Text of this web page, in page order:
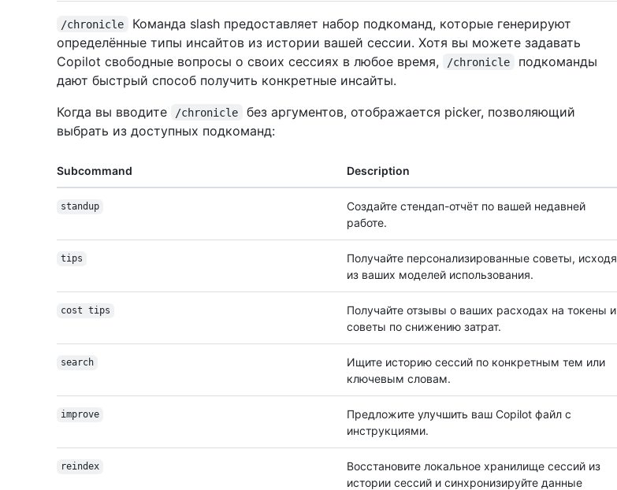
/chronicle
Команда slash предоставляет набор подкоманд, которые генерируют
определённые типы инсайтов из истории вашей сессии. Хотя вы можете задавать
Copilot свободные вопросы о своих сессиях в любое время,
/chronicle
подкоманды
дают быстрый способ получить конкретные инсайты.
Когда вы вводите
/chronicle
без аргументов, отображается picker, позволяющий
выбрать из доступных подкоманд:
Subcommand Description
standup
Создайте стендап-отчёт по вашей недавней
работе.
tips
Получайте персонализированные советы, исходя
из ваших моделей использования.
cost tips
Получайте отзывы о ваших расходах на токены и
советы по снижению затрат.
search
Ищите историю сессий по конкретным тем или
ключевым словам.
improve
Предложите улучшить ваш Copilot файл с
инструкциями.
reindex
Восстановите локальное хранилище сессий из
истории сессий и синхронизируйте данные